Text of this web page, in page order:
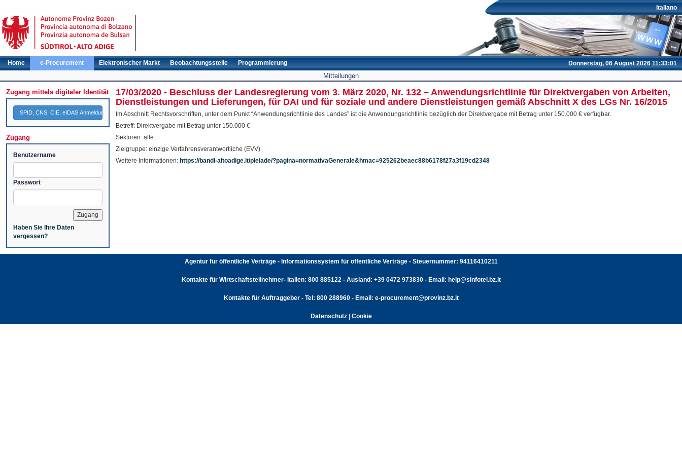
Italiano
Donnerstag, 06 August 2026 11:33:01
Home e-Procurement Elektronischer Markt Beobachtungsstelle Programmierung
Mitteilungen
Zugang mittels digitaler Identität
SPID, CNS, CIE, eIDAS Anmeldung
Zugang
Benutzername
Passwort
Haben Sie Ihre Daten
vergessen?
17/03/2020 - Beschluss der Landesregierung vom 3. März 2020, Nr. 132 – Anwendungsrichtlinie für Direktvergaben von Arbeiten,
Dienstleistungen und Lieferungen, für DAI und für soziale und andere Dienstleistungen gemäß Abschnitt X des LGs Nr. 16/2015
Im Abschnitt Rechtsvorschriften, unter dem Punkt “Anwendungsrichtlinie des Landes” ist die Anwendungsrichtlinie bezüglich der Direktvergabe mit Betrag unter 150.000 € verfügbar.
Betreff: Direktvergabe mit Betrag unter 150.000 €
Sektoren: alle
Zielgruppe: einzige Verfahrensverantwortliche (EVV)
Weitere Informationen: https://bandi-altoadige.it/pleiade/?pagina=normativaGenerale&hmac=925262beaec88b6178f27a3f19cd2348
Agentur für öffentliche Verträge - Informationssystem für öffentliche Verträge - Steuernummer: 94116410211
Kontakte für Wirtschaftsteilnehmer- Italien: 800 885122 - Ausland: +39 0472 973830 - Email: help@sinfotel.bz.it
Kontakte für Auftraggeber - Tel: 800 288960 - Email: e-procurement@provinz.bz.it
Datenschutz| Cookie